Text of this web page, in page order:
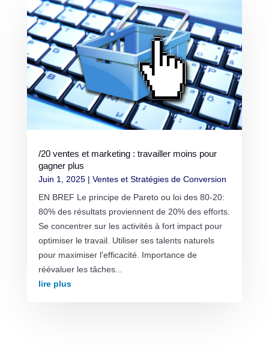
/20 ventes et marketing : travailler moins pour
gagner plus
Juin 1, 2025| Ventes et Stratégies de Conversion
EN BREF Le principe de Pareto ou loi des 80-20:
80% des résultats proviennent de 20% des efforts.
Se concentrer sur les activités à fort impact pour
optimiser le travail. Utiliser ses talents naturels
pour maximiser l'efficacité. Importance de
réévaluer les tâches...
lire plus